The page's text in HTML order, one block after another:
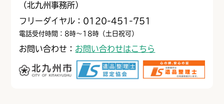
（北九州事務所）
フリーダイヤル：0120-451-751
電話受付時間：8時～18時（土日祝可）
お問い合わせ： お問い合わせはこちら